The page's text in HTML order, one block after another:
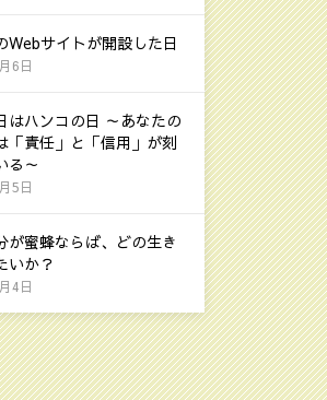
Webサイトが開設した日
6日
はハンコの日 ～あなたの
「責任」と「信用」が刻
る～
5日
が蜜蜂ならば、どの生き
いか？
4日